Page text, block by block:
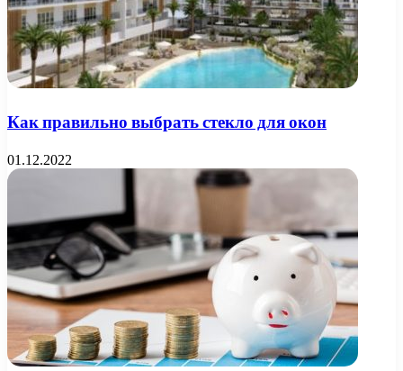
Как правильно выбрать стекло для окон
01.12.2022